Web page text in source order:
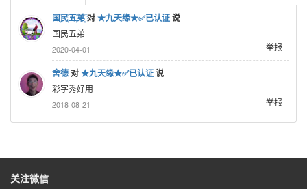
国҉̅民҉̅五҉̅弟҉̅对★九天缘★✅已认证说
国民五弟
举报
2020-04-01
舍德对★九天缘★✅已认证说
彩字秀好用
举报
2018-08-21
关注微信